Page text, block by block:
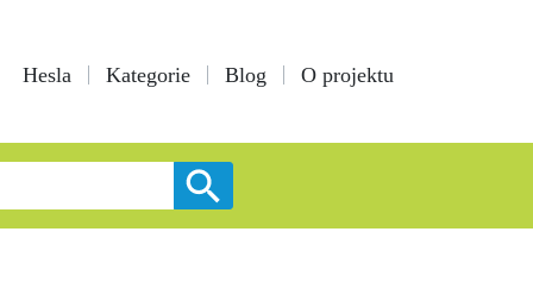
Hesla Kategorie Blog O projektu